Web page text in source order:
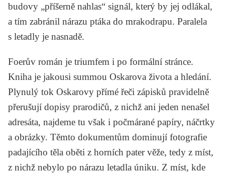
budovy „příšerně nahlas“ signál, který by jej odlákal,
a tím zabránil nárazu ptáka do mrakodrapu. Paralela
s letadly je nasnadě.
Foerův román je triumfem i po formální stránce.
Kniha je jakousi summou Oskarova života a hledání.
Plynulý tok Oskarovy přímé řeči zápisků pravidelně
přerušují dopisy prarodičů, z nichž ani jeden nenašel
adresáta, najdeme tu však i počmárané papíry, náčrtky
a obrázky. Těmto dokumentům dominují fotografie
padajícího těla oběti z horních pater věže, tedy z míst,
z nichž nebylo po nárazu letadla úniku. Z míst, kde